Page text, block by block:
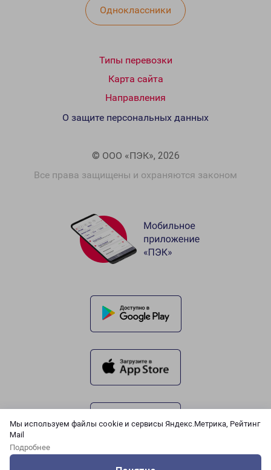
Мы используем файлы cookie и сервисы Яндекс.Метрика, Рейтинг
Mail
Подробнее
Одноклассники
Типы перевозки
Карта сайта
Направления
© ООО «ПЭК», 2026
Все права защищены и охраняются законом
О защите персональных данных